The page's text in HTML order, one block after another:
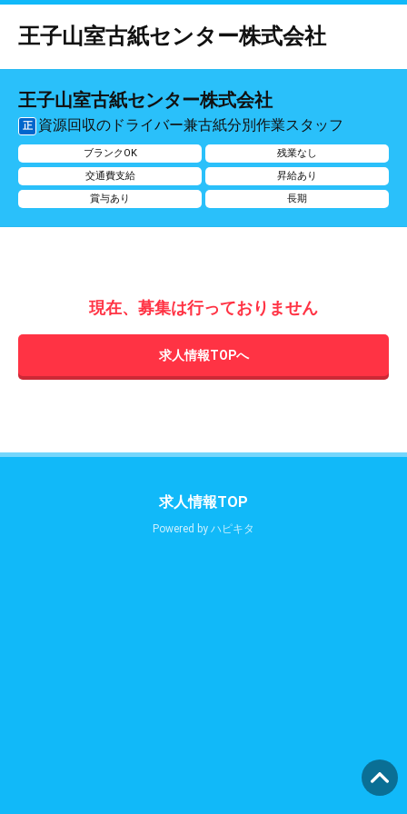
王子山室古紙センター株式会社
王子山室古紙センター株式会社
正 資源回収のドライバー兼古紙分別作業スタッフ
ブランクOK
残業なし
交通費支給
昇給あり
賞与あり
長期
現在、募集は行っておりません
求人情報TOPへ
求人情報TOP
Powered by ハピキタ